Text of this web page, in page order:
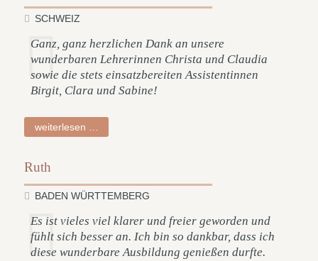
SCHWEIZ
Ganz, ganz herzlichen Dank an unsere
wunderbaren Lehrerinnen Christa und Claudia
sowie die stets einsatzbereiten Assistentinnen
Birgit, Clara und Sabine!
weiterlesen …
Ruth
BADEN WÜRTTEMBERG
Es ist vieles viel klarer und freier geworden und
fühlt sich besser an. Ich bin so dankbar, dass ich
diese wunderbare Ausbildung genießen durfte.